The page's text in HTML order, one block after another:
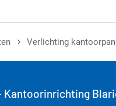
Verlichting
Kantoorinrichting